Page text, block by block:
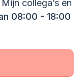
collega’s en
08:00 - 18:00